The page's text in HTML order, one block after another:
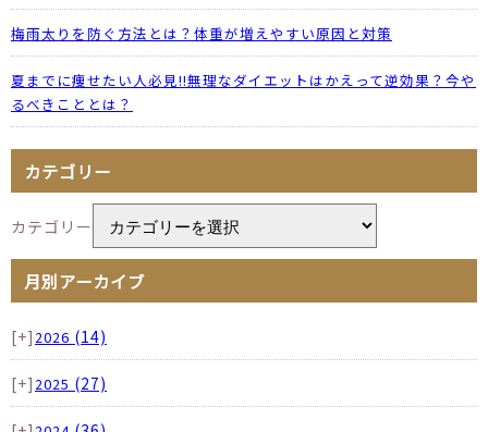
梅雨太りを防ぐ方法とは？体重が増えやすい原因と対策
夏までに痩せたい人必見!!無理なダイエットはかえって逆効果？今や
るべきこととは？
カテゴリー
カテゴリー
月別アーカイブ
[+] 2026 (14)
[+] 2025 (27)